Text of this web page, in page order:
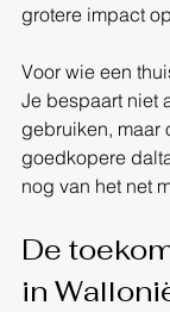
grotere impact
Voor wie een
Je bespaart niet
gebruiken, maar
goedkopere
nog van het net
De
in